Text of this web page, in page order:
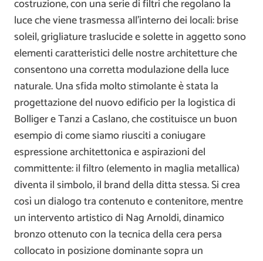
costruzione, con una serie di filtri che regolano la
luce che viene trasmessa all’interno dei locali: brise
soleil, grigliature traslucide e solette in aggetto sono
elementi caratteristici delle nostre architetture che
consentono una corretta modulazione della luce
naturale. Una sfida molto stimolante è stata la
progettazione del nuovo edificio per la logistica di
Bolliger e Tanzi a Caslano, che costituisce un buon
esempio di come siamo riusciti a coniugare
espressione architettonica e aspirazioni del
committente: il filtro (elemento in maglia metallica)
diventa il simbolo, il brand della ditta stessa. Si crea
così un dialogo tra contenuto e contenitore, mentre
un intervento artistico di Nag Arnoldi, dinamico
bronzo ottenuto con la tecnica della cera persa
collocato in posizione dominante sopra un